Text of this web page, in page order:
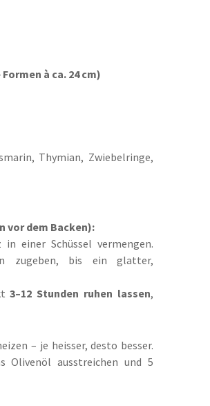
à ca. 24 cm)
Thymian, Zwiebelringe,
vor dem Backen):
einer Schüssel vermengen.
zugeben, bis ein glatter,
3–12 Stunden ruhen lassen,
– je heisser, desto besser.
Olivenöl ausstreichen und 5